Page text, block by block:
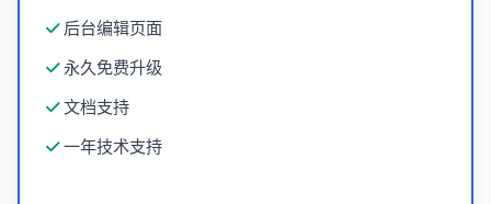
后台编辑页面
永久免费升级
文档支持
一年技术支持